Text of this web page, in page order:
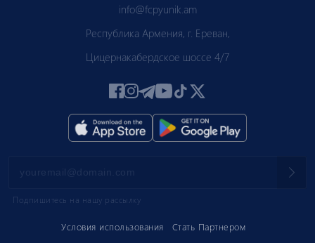
Условия использования
Стать Партнером
info@fcpyunik.am
Республика Армения, г. Ереван,
Цицернакабердское шоссе 4/7
Подпишитесь на нашу рассылку